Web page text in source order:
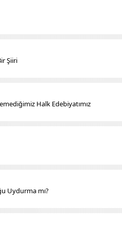
Şiiri
Halk Edebiyatımız
Uydurma mı?